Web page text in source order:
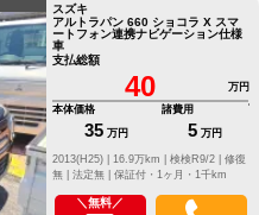
スズキ
アルトラパン 660 ショコラ X スマ
ートフォン連携ナビゲーション仕様
車
支払総額
40
万円
本体価格
35 万円
諸費用
5 万円
修復
無 | 法定無 | 保証付・1ヶ月・1千km
＼無料／